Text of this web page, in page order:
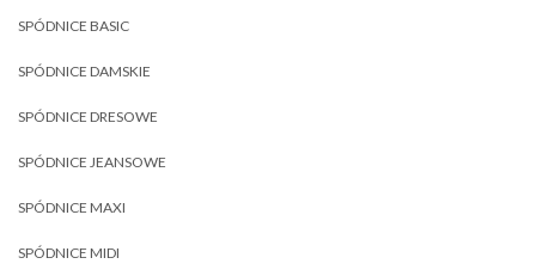
SPÓDNICE BASIC
SPÓDNICE DAMSKIE
SPÓDNICE DRESOWE
SPÓDNICE JEANSOWE
SPÓDNICE MAXI
SPÓDNICE MIDI